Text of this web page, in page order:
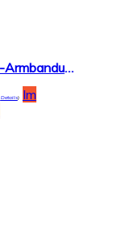
Casio Collection Herren-Armbanduhr AE-1400WH
Details)
Im